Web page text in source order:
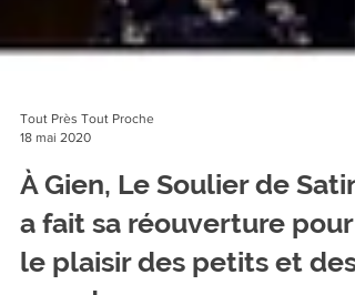
Tout Près Tout Proche
18 mai 2020
À Gien, Le Soulier de Satin